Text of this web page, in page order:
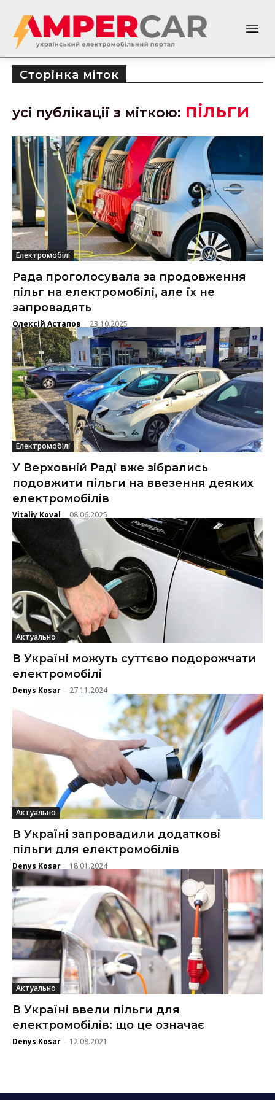
Сторінка міток
усі публікації з міткою: пільги
Електромобілі
Рада проголосувала за продовження
пільг на електромобілі, але їх не
запровадять
Олексій Астапов - 23.10.2025
Електромобілі
У Верховній Раді вже зібрались
подовжити пільги на ввезення деяких
електромобілів
Vitaliy Koval - 08.06.2025
Актуально
В Україні можуть суттєво подорожчати
електромобілі
Denys Kosar - 27.11.2024
Актуально
В Україні запровадили додаткові
пільги для електромобілів
Denys Kosar - 18.01.2024
Актуально
В Україні ввели пільги для
електромобілів: що це означає
Denys Kosar - 12.08.2021